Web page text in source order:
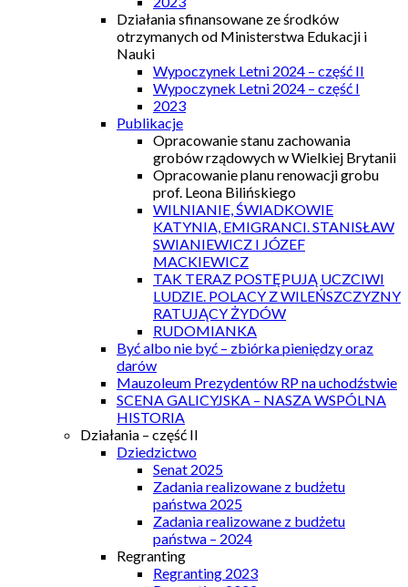
Działania sfinansowane ze środków
otrzymanych od Ministerstwa Edukacji i
Nauki
Wypoczynek Letni 2024 – część II
Wypoczynek Letni 2024 – część I
2023
Publikacje
Opracowanie stanu zachowania
grobów rządowych w Wielkiej Brytanii
Opracowanie planu renowacji grobu
prof. Leona Bilińskiego
WILNIANIE, ŚWIADKOWIE
KATYNIA, EMIGRANCI. STANISŁAW
SWIANIEWICZ I JÓZEF
MACKIEWICZ
TAK TERAZ POSTĘPUJĄ UCZCIWI
LUDZIE. POLACY Z WILEŃSZCZYZNY
RATUJĄCY ŻYDÓW
RUDOMIANKA
Być albo nie być – zbiórka pieniędzy oraz
darów
Mauzoleum Prezydentów RP na uchodźstwie
SCENA GALICYJSKA – NASZA WSPÓLNA
HISTORIA
Działania – część II
Dziedzictwo
Senat 2025
Zadania realizowane z budżetu
państwa 2025
Zadania realizowane z budżetu
państwa – 2024
Regranting
Regranting 2023